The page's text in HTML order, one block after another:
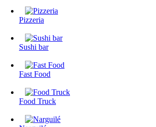
Pizzeria
Sushi bar
Fast Food
Food Truck